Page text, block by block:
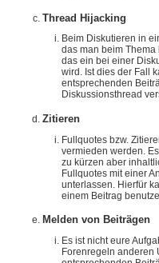
Thread Hijacking
Beim Diskutieren in
das man beim
das ein bei einer
wird. Ist dies der Fall
entsprechenden
Diskussionsthread
Zitieren
Fullquotes bzw.
vermieden werden.
zu kürzen aber
Fullquotes mit einer
unterlassen. Hierfür
einem Beitrag
Melden von Beiträgen
Es ist nicht eure
Forenregeln anderen